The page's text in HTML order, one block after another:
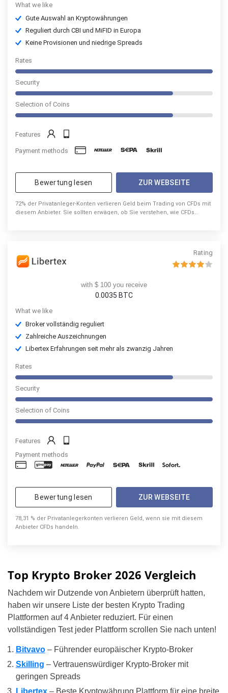
What we like
Gute Auswahl an Kryptowährungen
Reguliert durch CBI und MiFID in Europa
Keine Provisionen und niedrige Spreads
Rates
Security
Selection of Coins
Features
Payment methods
Bewertung lesen ZUR WEBSEITE
72% der Privatanleger-Konten verlieren Geld beim Trading von CFDs mit
diesem Anbieter. Sie sollten erwägen, ob Sie verstehen, wie CFDs
Rating
with $ 100 you receive
0.0035 BTC
What we like
Broker vollständig reguliert
Zahlreiche Auszeichnungen
Libertex Erfahrungen seit mehr als zwanzig Jahren
Rates
Security
Selection of Coins
Features
Payment methods
Bewertung lesen ZUR WEBSEITE
78,31 % der Privatanlegerkonten verlieren Geld, wenn sie mit diesem
Anbieter CFDs handeln.
Top Krypto Broker 2026 Vergleich
Nachdem wir Dutzende von Anbietern überprüft hatten,
haben wir unsere Liste der besten Krypto Trading
Plattformen auf 4 Anbieter reduziert. Für einen
vollständigen Test jeder Plattform scrollen Sie nach unten!
Bitvavo– Führender europäischer Krypto-Broker
Skilling – Vertrauenswürdiger Krypto-Broker mit
geringen Spreads